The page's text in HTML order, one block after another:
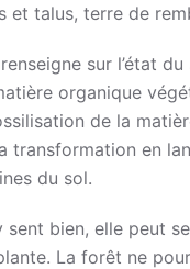
et talus, terre de
sur l’état du
organique
de la
en
du sol.
sent bien, elle
La forêt ne